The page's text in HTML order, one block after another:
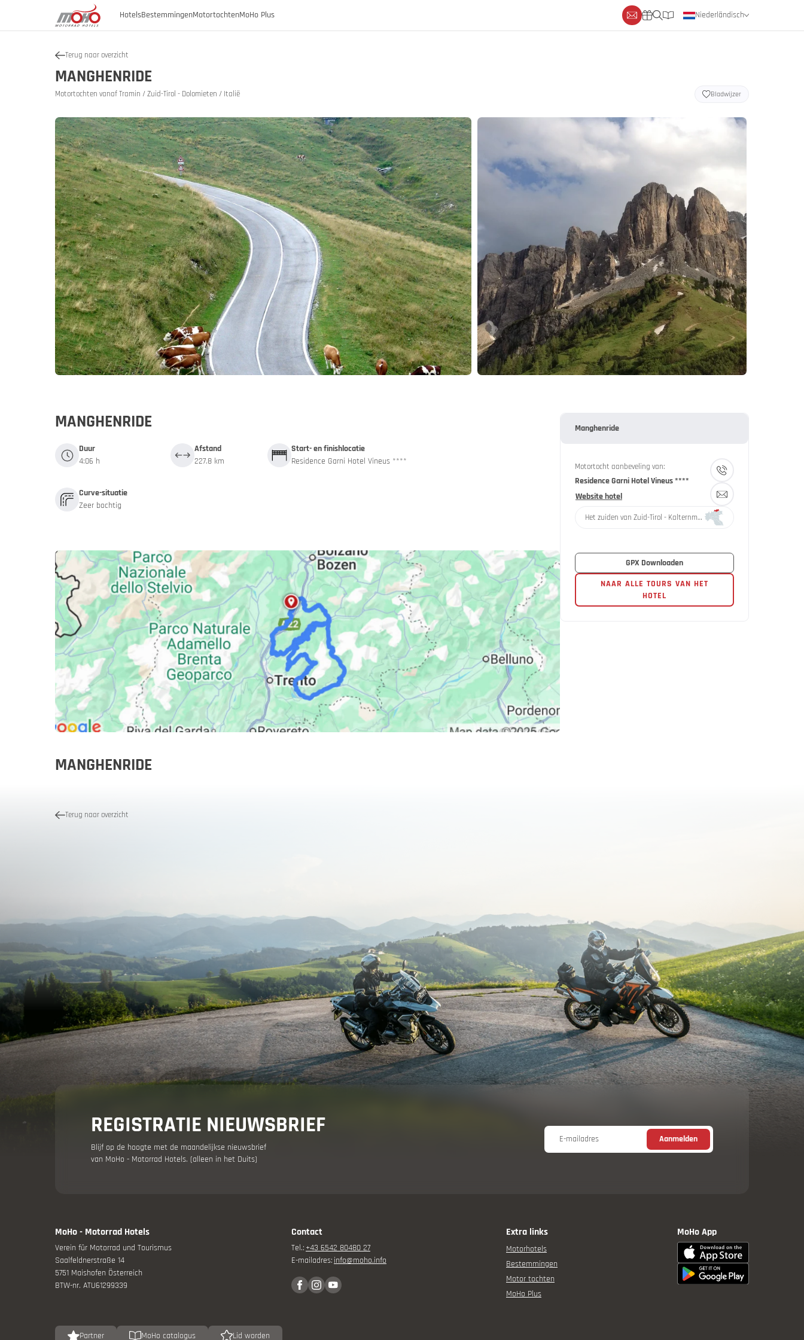
Hotels
Duitsland
Slovenië
MoHos met motorverhuur
Jouw motorervaring
Bestemmingen
Oostenrijk
Italië
Slovenië
Oostenrijk
Burgenland
Karinthië
Neder-Oostenrijk
Opper-Oostenrijk
SalzburgerLand
Stiermarken
Tirol
Vorarlberg
Motortochten
Duitsland
Slovenië
Passen & bergwegen
MoHo Plus
Geschiedenis van de MoHo's
My MoHo-App
Een motor huren
Vakantie adviseur
Niederländisch
Deutsch
Terug naar overzicht
MANGHENRIDE
Motortochten vanaf Tramin / Zuid-Tirol - Dolomieten / Italië Bladwijzer
MANGHENRIDE
Duur
4:06 h
Afstand
227.8 km
Start- en finishlocatie
Residence Garni Hotel Vineus ****
Curve-situatie
Zeer bochtig
MANGHENRIDE
Terug naar overzicht
Manghenride
Motortocht aanbeveling van:
Residence Garni Hotel Vineus ****
Website hotel
Het zuiden van Zuid-Tirol - Kalternmeer
GPX Downloaden
NAAR ALLE TOURS VAN HET
HOTEL
REGISTRATIE NIEUWSBRIEF
Blijf op de hoogte met de maandelijkse nieuwsbrief
van MoHo - Motorrad Hotels. (alleen in het Duits)
E-mailadres Aanmelden
MoHo - Motorrad Hotels
Verein für Motorrad und Tourismus
Saalfeldnerstraße 14
5751 Maishofen Österreich
BTW-nr. ATU61299339
Contact
Tel.: +43 6542 80480 27
E-mailadres: info@moho.info
Extra links
Motorhotels
Bestemmingen
Motor tochten
MoHo Plus
MoHo App
Partner MoHo catalogus Lid worden